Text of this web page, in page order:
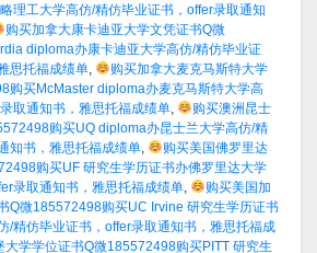
理工大学高仿/精仿毕业证书，offer录取通知
购买加拿大康卡迪亚大学文凭证书Q微
diploma办康卡迪亚大学高仿/精仿毕业证
思托福成绩单,
购买加拿大麦克马斯特大学
购买McMaster diploma办麦克马斯特大学高
取通知书，雅思托福成绩单,
购买澳洲昆士
购买UQ diploma办昆士兰大学高仿/精
知书，雅思托福成绩单,
购买美国佛罗里达
购买UF 研究生学历证书办佛罗里达大学
录取通知书，雅思托福成绩单,
购买美国加
Q微185572498购买UC Irvine 研究生学历证书
/精仿毕业证书，offer录取通知书，雅思托福成
大学学位证书Q微185572498购买PITT 研究生